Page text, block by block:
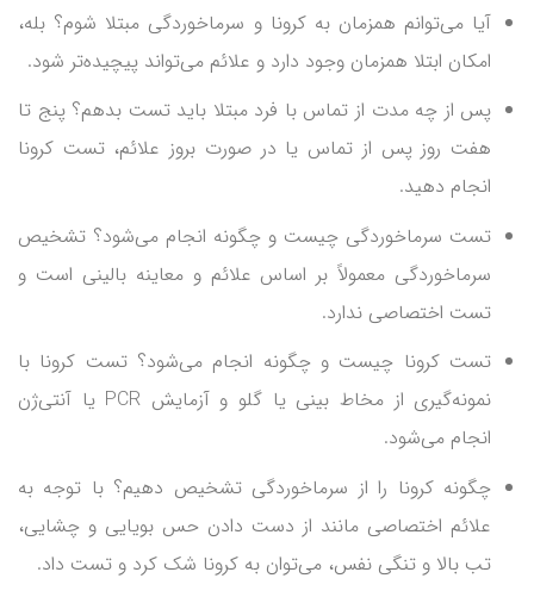
آیا می‌توانم همزمان به کرونا و سرماخوردگی مبتلا شوم؟ بله،
امکان ابتلا همزمان وجود دارد و علائم می‌تواند پیچیده‌تر شود.
پس از چه مدت از تماس با فرد مبتلا باید تست بدهم؟ پنج تا
هفت روز پس از تماس یا در صورت بروز علائم، تست کرونا
انجام دهید.
تست سرماخوردگی چیست و چگونه انجام می‌شود؟ تشخیص
سرماخوردگی معمولاً بر اساس علائم و معاینه بالینی است و
تست اختصاصی ندارد.
تست کرونا چیست و چگونه انجام می‌شود؟ تست کرونا با
نمونه‌گیری از مخاط بینی یا گلو و آزمایش PCR یا آنتی‌ژن
انجام می‌شود.
چگونه کرونا را از سرماخوردگی تشخیص دهیم؟ با توجه به
علائم اختصاصی مانند از دست دادن حس بویایی و چشایی،
تب بالا و تنگی نفس، می‌توان به کرونا شک کرد و تست داد.